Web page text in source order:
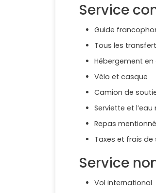
Service
Guide
Tous les
Hébergement
Vélo et casque
Camion de
Serviette et l’eau
Repas
Taxes et frais de
Service
Vol international